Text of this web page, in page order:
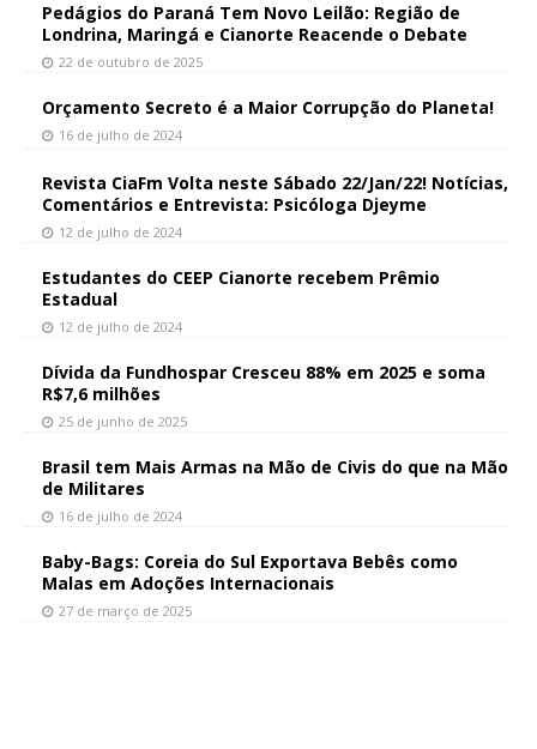
Pedágios do Paraná Tem Novo Leilão: Região de
Londrina, Maringá e Cianorte Reacende o Debate
22 de outubro de 2025
Orçamento Secreto é a Maior Corrupção do Planeta!
16 de julho de 2024
Revista CiaFm Volta neste Sábado 22/Jan/22! Notícias,
Comentários e Entrevista: Psicóloga Djeyme
12 de julho de 2024
Estudantes do CEEP Cianorte recebem Prêmio
Estadual
12 de julho de 2024
Dívida da Fundhospar Cresceu 88% em 2025 e soma
R$7,6 milhões
25 de junho de 2025
Brasil tem Mais Armas na Mão de Civis do que na Mão
de Militares
16 de julho de 2024
Baby-Bags: Coreia do Sul Exportava Bebês como
Malas em Adoções Internacionais
27 de março de 2025